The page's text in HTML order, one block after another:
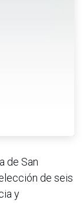
de San
de seis
y